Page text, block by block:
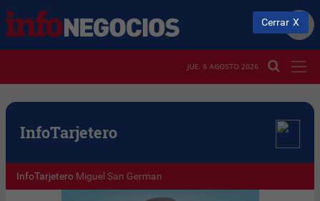
JUE. 6 AGOSTO 2026
InfoTarjetero
InfoTarjetero Miguel San German
Cerrar